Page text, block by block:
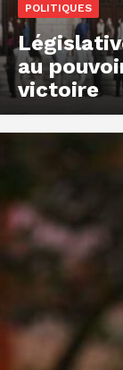
POLITIQUES
au
victoire